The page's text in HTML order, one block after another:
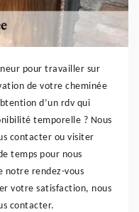
pour travailler sur
de votre cheminée
d’un rdv qui
temporelle ? Nous
contacter ou visiter
temps pour nous
notre rendez-vous
votre satisfaction, nous
contacter.